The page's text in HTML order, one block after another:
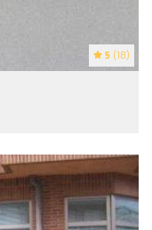
5 (18)